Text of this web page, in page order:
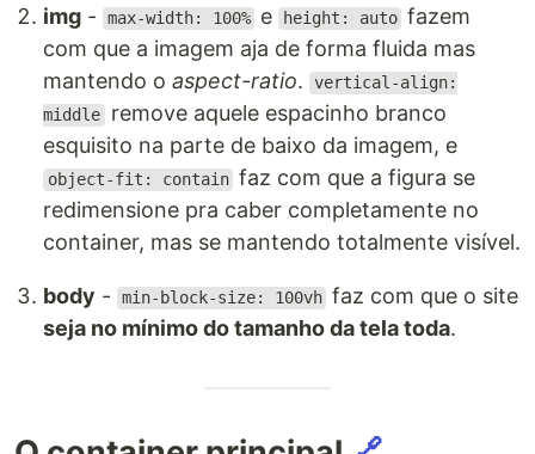
img - max-width: 100% e height: auto fazem
com que a imagem aja de forma fluida mas
mantendo o aspect-ratio.
vertical-align:
middle remove aquele espacinho branco
esquisito na parte de baixo da imagem, e
object-fit: contain faz com que a figura se
redimensione pra caber completamente no
container, mas se mantendo totalmente visível.
body - min-block-size: 100vh faz com que o site
seja no mínimo do tamanho da tela toda.